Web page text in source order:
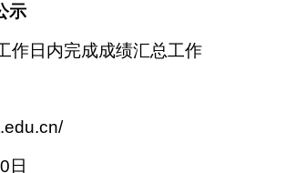
示
作日内完成成绩汇总工作
日